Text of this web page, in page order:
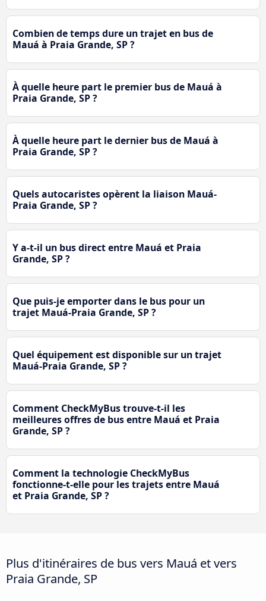
Combien de temps dure un trajet en bus de
Mauá à Praia Grande, SP ?
À quelle heure part le premier bus de Mauá à
Praia Grande, SP ?
À quelle heure part le dernier bus de Mauá à
Praia Grande, SP ?
Quels autocaristes opèrent la liaison Mauá-
Praia Grande, SP ?
Y a-t-il un bus direct entre Mauá et Praia
Grande, SP ?
Que puis-je emporter dans le bus pour un
trajet Mauá-Praia Grande, SP ?
Quel équipement est disponible sur un trajet
Mauá-Praia Grande, SP ?
Comment CheckMyBus trouve-t-il les
meilleures offres de bus entre Mauá et Praia
Grande, SP ?
Comment la technologie CheckMyBus
fonctionne-t-elle pour les trajets entre Mauá
et Praia Grande, SP ?
Plus d'itinéraires de bus vers Mauá et vers
Praia Grande, SP